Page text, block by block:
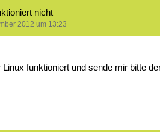
nicht
2012 um 13:23
funktioniert und sende mir bitte